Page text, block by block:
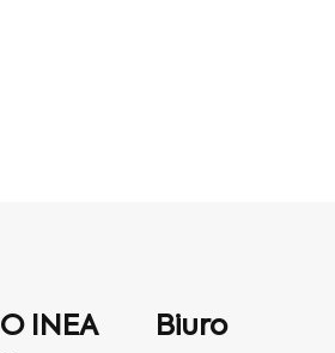
O INEA
Biuro